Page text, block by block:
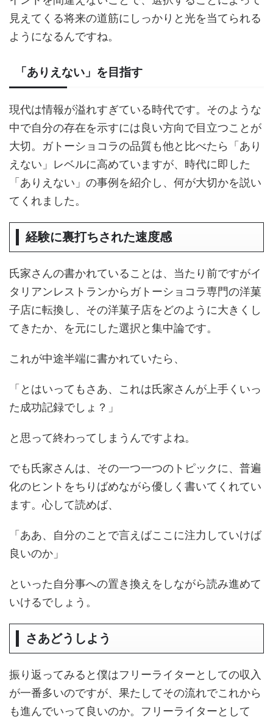
見えてくる将来の道筋にしっかりと光を当てられる
ようになるんですね。
「ありえない」を目指す
現代は情報が溢れすぎている時代です。そのような
中で自分の存在を示すには良い方向で目立つことが
大切。ガトーショコラの品質も他と比べたら「あり
えない」レベルに高めていますが、時代に即した
「ありえない」の事例を紹介し、何が大切かを説い
てくれました。
経験に裏打ちされた速度感
氏家さんの書かれていることは、当たり前ですがイ
タリアンレストランからガトーショコラ専門の洋菓
子店に転換し、その洋菓子店をどのように大きくし
てきたか、を元にした選択と集中論です。
これが中途半端に書かれていたら、
「とはいってもさあ、これは氏家さんが上手くいっ
た成功記録でしょ？」
と思って終わってしまうんですよね。
でも氏家さんは、その一つ一つのトピックに、普遍
化のヒントをちりばめながら優しく書いてくれてい
ます。心して読めば、
「ああ、自分のことで言えばここに注力していけば
良いのか」
といった自分事への置き換えをしながら読み進めて
いけるでしょう。
さあどうしよう
振り返ってみると僕はフリーライターとしての収入
が一番多いのですが、果たしてその流れでこれから
も進んでいって良いのか。フリーライターとして